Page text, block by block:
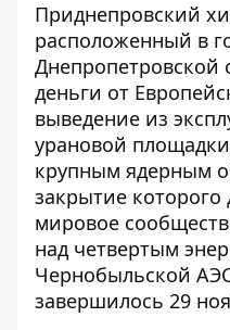
Приднепровский
расположенный в
Днепропетровской
деньги от
выведение из
урановой
крупным ядерным
закрытие которого
мировое
над четвертым
Чернобыльской
завершилось 29